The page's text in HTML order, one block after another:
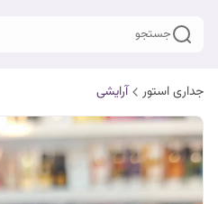
جستجو
جداری استور آرایشی